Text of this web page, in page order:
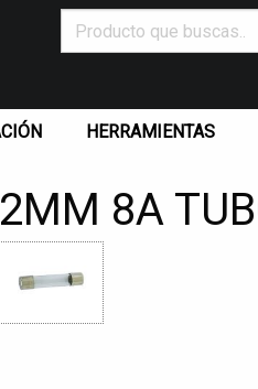
HERRAMIENTAS
8A